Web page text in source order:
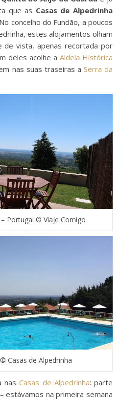
que as Casas de Alpedrinha
concelho do Fundão, a poucos
estes alojamentos olham
de vista, apenas recortada por
deles acolhe a Aldeia Histórica
nas suas traseiras a Serra da
Portugal © Viaje Comigo
Casas de Alpedrinha
nasCasas de Alpedrinha: parte
estávamos na primeira semana